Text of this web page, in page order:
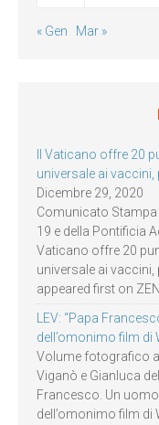
« Gen Mar »
Il Vaticano offre 20
universale ai
Dicembre 29, 2020
Comunicato
19 e della Pontificia
Vaticano offre 20
universale ai
appeared first on
LEV: “Papa
dell’omonimo film di
Volume fotografico
Viganò e Gianluca
Francesco. Un
dell’omonimo film di